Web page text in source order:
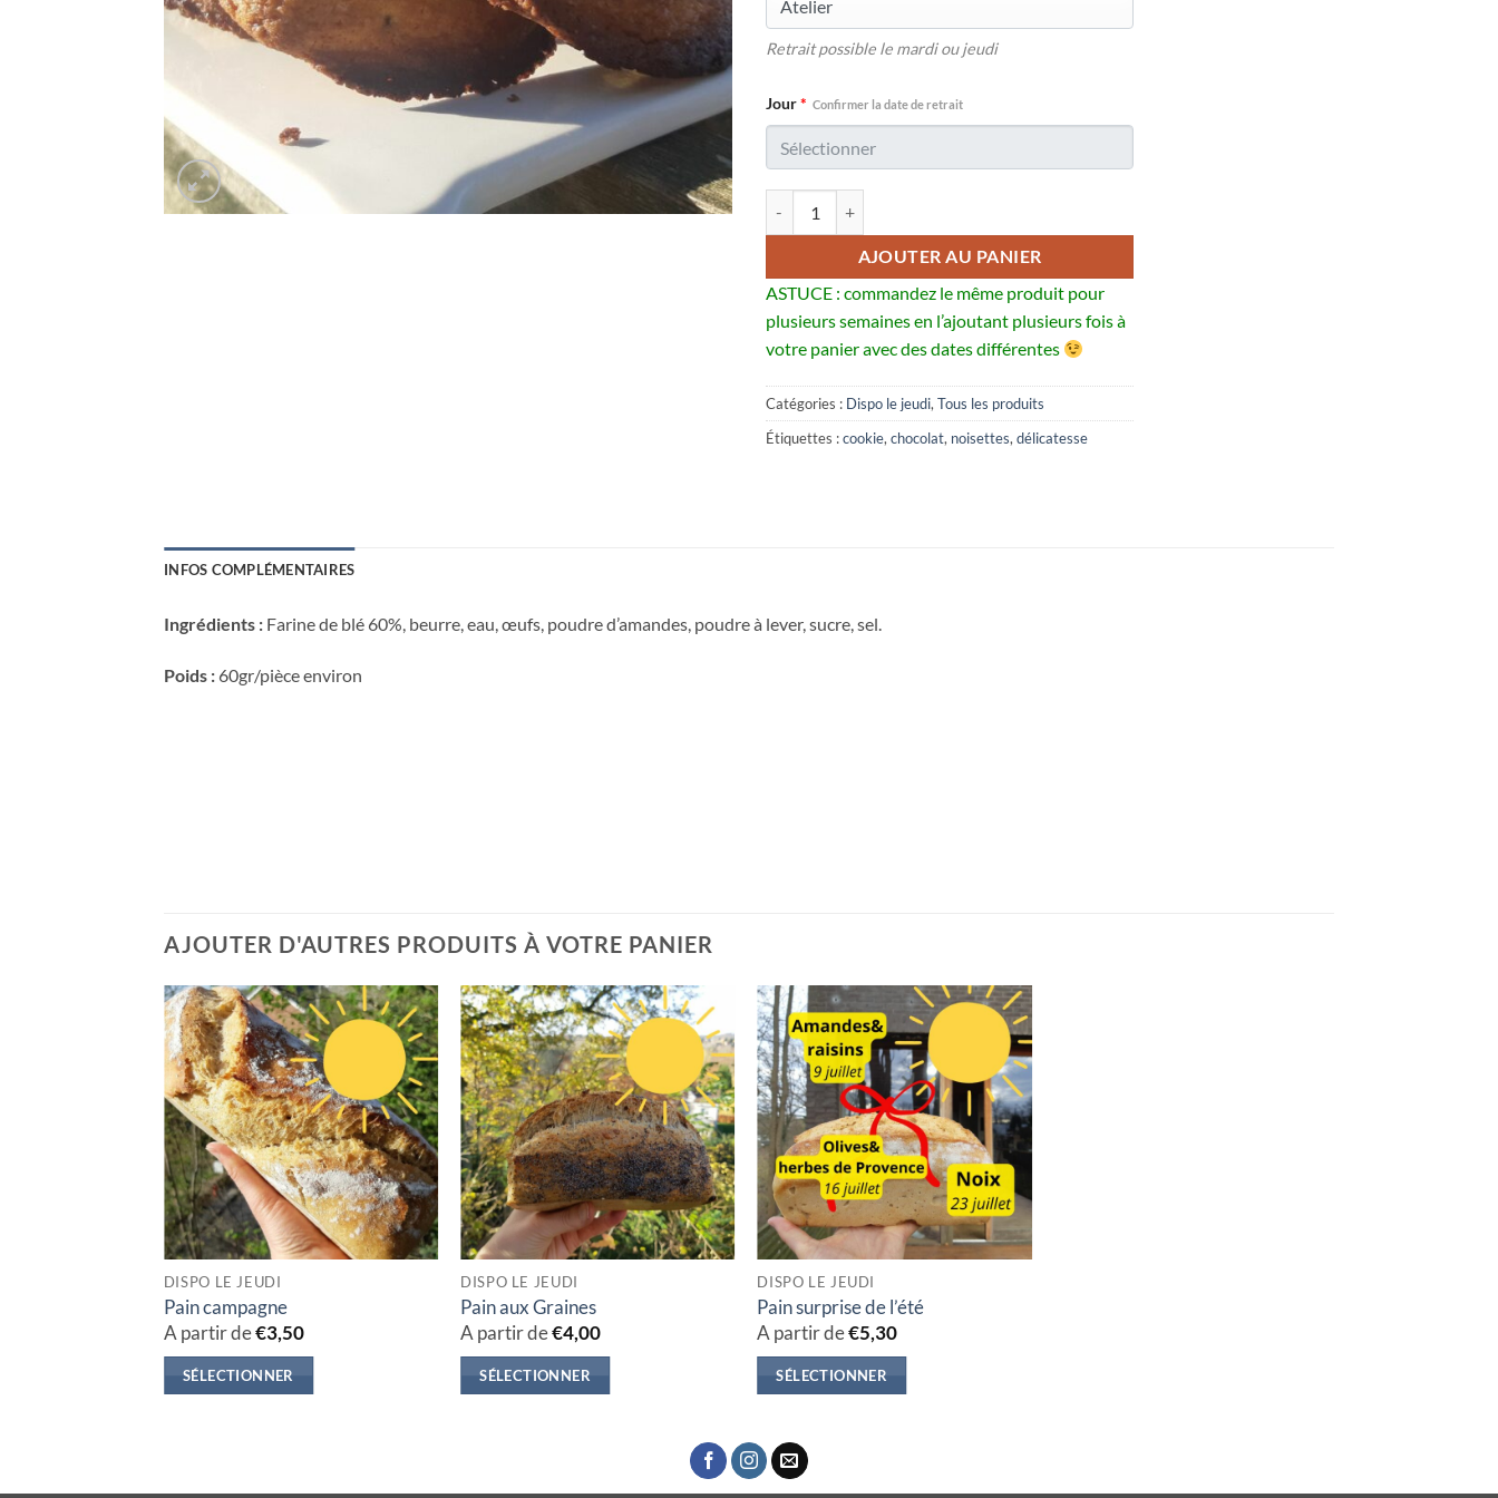
Retrait possible le mardi ou jeudi
Jour* Confirmer la date de retrait
AJOUTER AU PANIER
ASTUCE : commandez le même produit pour
plusieurs semaines en l’ajoutant plusieurs fois à
votre panier avec des dates différentes
Catégories : Dispo le jeudi, Tous les produits
Étiquettes :cookie, chocolat, noisettes, délicatesse
INFOS COMPLÉMENTAIRES
Ingrédients : Farine de blé 60%, beurre, eau, œufs, poudre d’amandes, poudre à lever, sucre, sel.
Poids : 60gr/pièce environ
AJOUTER D'AUTRES PRODUITS À VOTRE PANIER
DISPO LE JEUDI
Pain campagne
A partir de€3,50
SÉLECTIONNER
DISPO LE JEUDI
Pain aux Graines
A partir de€4,00
SÉLECTIONNER
DISPO LE JEUDI
Pain surprise de l’été
A partir de€5,30
SÉLECTIONNER
a